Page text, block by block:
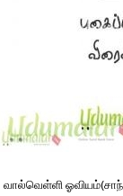
வால்வெள்ளி